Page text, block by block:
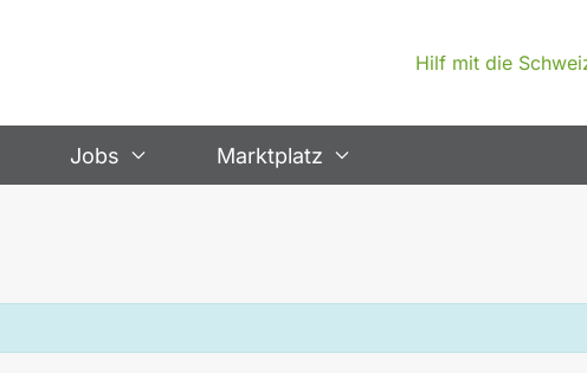
Hilf mit die
Jobs Marktplatz